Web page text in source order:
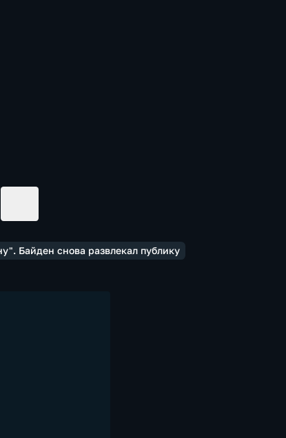
Байден снова развлекал публику